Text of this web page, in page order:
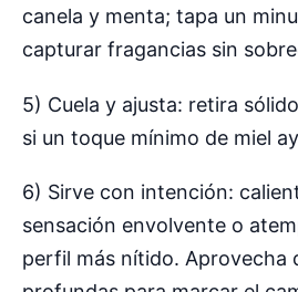
canela y menta; tapa un
capturar fragancias sin
5) Cuela y ajusta: retira
si un toque mínimo de miel
6) Sirve con intención:
sensación envolvente o
perfil más nítido. Aprovecha